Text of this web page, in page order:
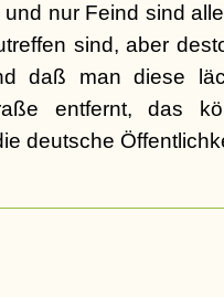
nur Feind sind
sind, aber
daß man diese
entfernt, das
deutsche